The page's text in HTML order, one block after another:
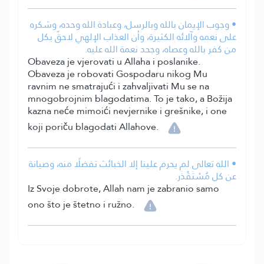
• وجوب الإيمان بالله وبالرسل، وعبادة الله وحده، وشكره
على نعمه وآلائه الكثيرة، وأن العذاب الإلهي لاحقٌ بكل
من كفر بالله وعصاه، وجحد نعمة الله عليه.
Obaveza je vjerovati u Allaha i poslanike.
Obaveza je robovati Gospodaru nikog Mu
ravnim ne smatrajući i zahvaljivati Mu se na
mnogobrojnim blagodatima. To je tako, a Božija
kazna neće mimoići nevjernike i grešnike, i one
koji poriču blagodati Allahove.
• الله تعالى لم يحرم علينا إلا الخبائث تفضلًا منه، وصيانة
عن كل مُسْتَقْذَر.
Iz Svoje dobrote, Allah nam je zabranio samo
ono što je štetno i ružno.